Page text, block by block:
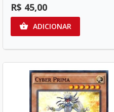
R$ 45,00
 ADICIONAR